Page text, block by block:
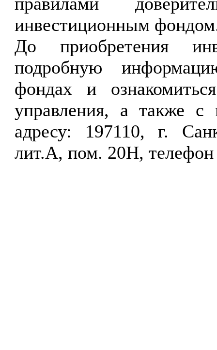
инвестиционным
До приобретения
подробную
фондах и
управления, а также
адресу: 197110, г.
лит.А, пом. 20Н,